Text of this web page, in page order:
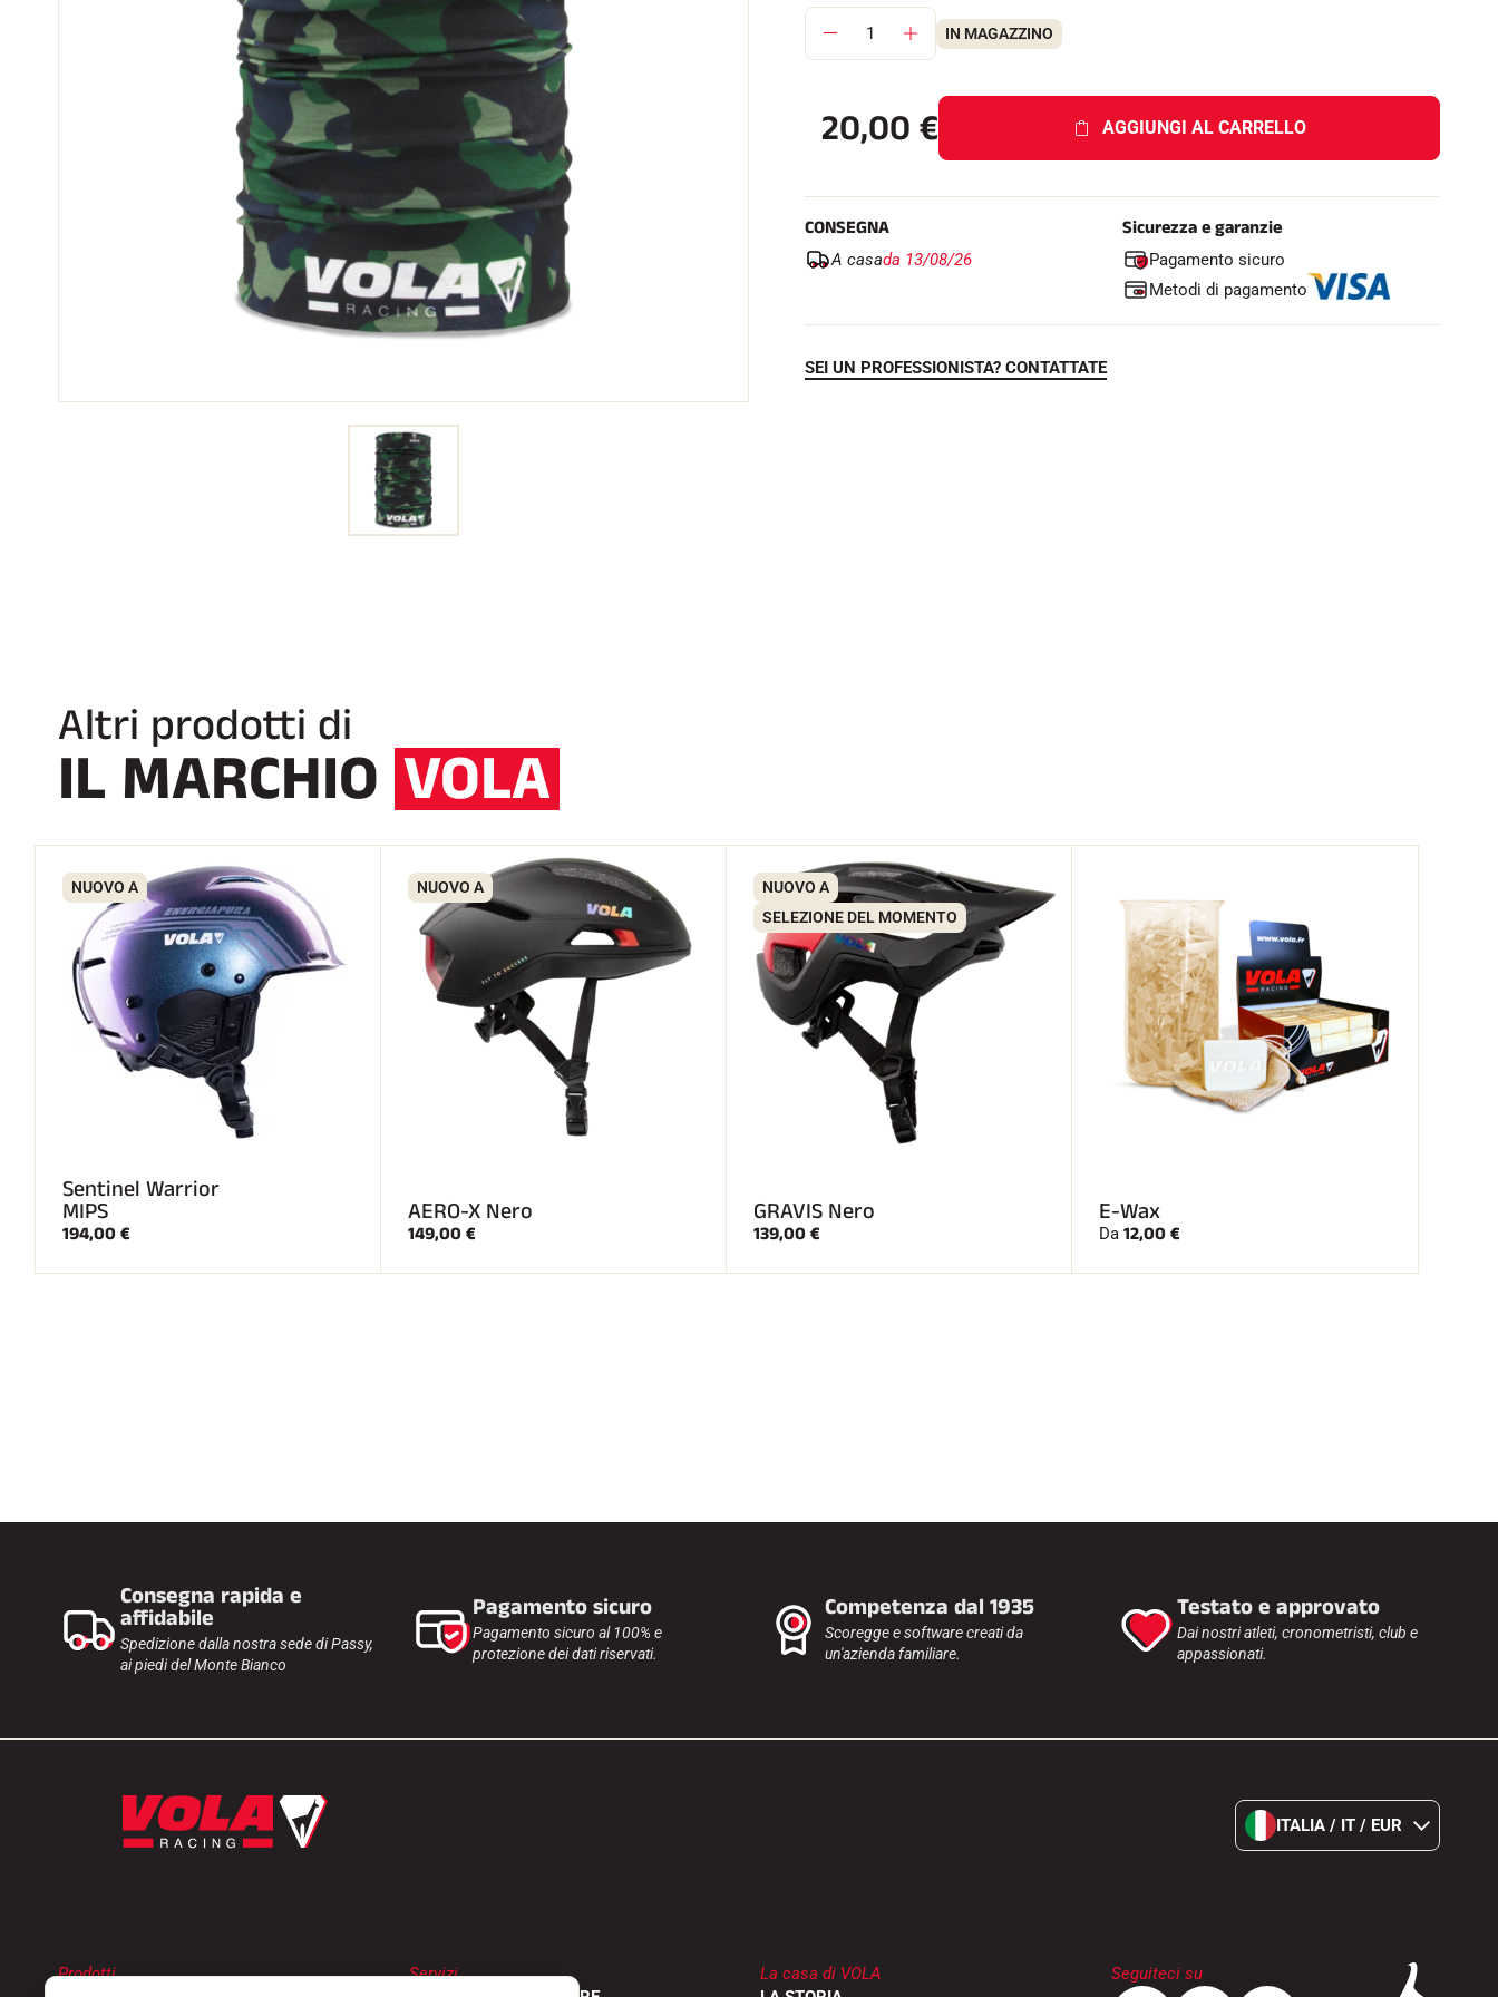
GARE DI SCI
SCI SU TUTTI I
TERRENI SCI DI FONDO
IN MAGAZZINO
20,00€ AGGIUNGI AL CARRELLO
CONSEGNA
A casada 13/08/26
Sicurezza e garanzie
Pagamento sicuro
Metodi di pagamento
SEI UN PROFESSIONISTA? CONTATTATE
Altri prodotti di
IL MARCHIO VOLA
NUOVO A
Sentinel Warrior
MIPS
194,00 €
NUOVO A
AERO-X Nero
149,00 €
NUOVO A
SELEZIONE DEL MOMENTO
GRAVIS Nero
139,00 €
E-Wax
Da 12,00 €
Consegna rapida e
affidabile
Spedizione dalla nostra sede di Passy,
ai piedi del Monte Bianco
Pagamento sicuro
Pagamento sicuro al 100% e
protezione dei dati riservati.
Competenza dal 1935
Scoregge e software creati da
un'azienda familiare.
Testato e approvato
Dai nostri atleti, cronometristi, club e
appassionati.
ITALIA / IT / EUR
Prodotti
Servizi
La casa di VOLA
Seguiteci su